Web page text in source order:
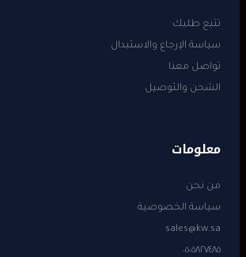
تتبع طلبك
سياسة الإرجاع والاستبدال
تواصل معنا
الشحن والتوصيل
معلومات
من نحن
سياسة الخصوصية
sales@kw.sa
٠٥٠٥٨٢٧٤٨٥